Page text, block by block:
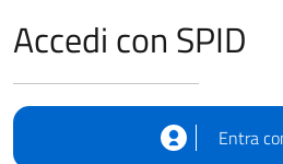
Accedi con SPID
Entra